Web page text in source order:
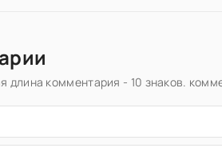
длина комментария - 10 знаков.